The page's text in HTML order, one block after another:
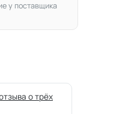
у поставщика
о трёх